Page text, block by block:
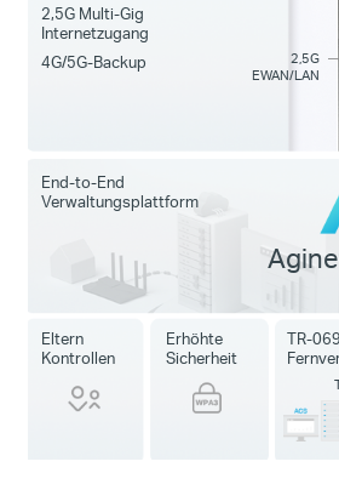
2,5G Multi-Gig
Internetzugang
4G/5G-Backup
2,5G
EWAN/LAN
End-to-End
Verwaltungsplattform
Eltern
Kontrollen
Erhöhte
Sicherheit
TR-